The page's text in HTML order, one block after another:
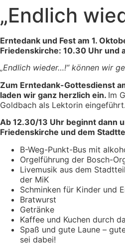
„Endlich
Erntedank und Fest am 1.
Friedenskirche: 10.30 Uhr und
„Endlich wieder…!“ können wir
Zum Erntedank-Gottesdienst
laden wir ganz herzlich ein. Im
Goldbach als Lektorin eingeführt.
Ab 12.30/13 Uhr beginnt dann
Friedenskirche und dem
B-Weg-Punkt-Bus mit
Orgelführung der Bosch-
Livemusik aus dem
der MiK
Schminken für Kinder und
Bratwurst
Getränke
Kaffee und Kuchen durch
Spaß und gute Laune –
sei dabei!